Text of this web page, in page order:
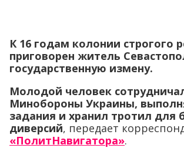
К 16 годам колонии строгого
приговорен житель
государственную измену.
Молодой человек
Минобороны Украины,
задания и хранил тротил для
диверсий, передает
«ПолитНавигатора».